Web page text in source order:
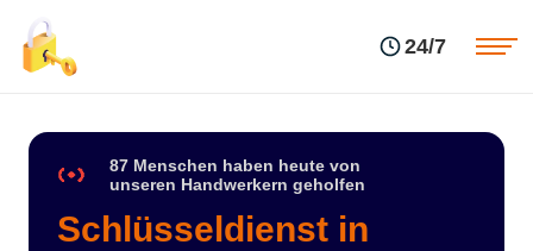
24/7
87 Menschen haben heute von
unseren Handwerkern geholfen
Schlüsseldienst in